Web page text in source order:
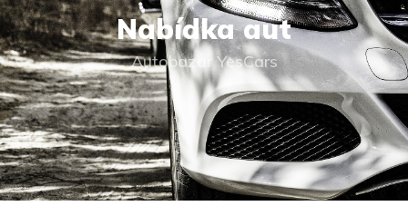
Nabídka aut
Autobazar YesCars